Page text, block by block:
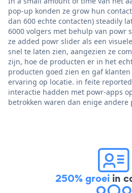
pop-up konden ze grow hun
dan 600 echte contacten) steadily
6000 volgers met behulp van powr
ze added powr slider als een
snel te laten zien, aangezien ze
zijn, hoe de producten er in het
producten goed zien en gaf
ervaring op locatie. in feite
interactie hadden met powr-apps
betrokken waren dan enige andere
250% groei in